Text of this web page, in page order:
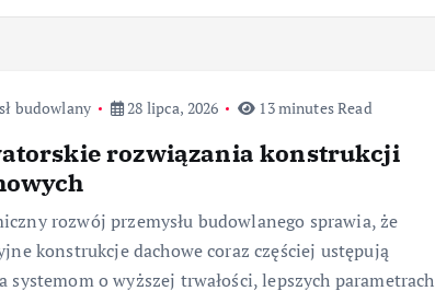
budowlany 28 lipca, 2026 13 minutes Read
rozwiązania konstrukcji
rozwój przemysłu budowlanego sprawia, że
konstrukcje dachowe coraz częściej ustępują
systemom o wyższej trwałości, lepszych parametrach